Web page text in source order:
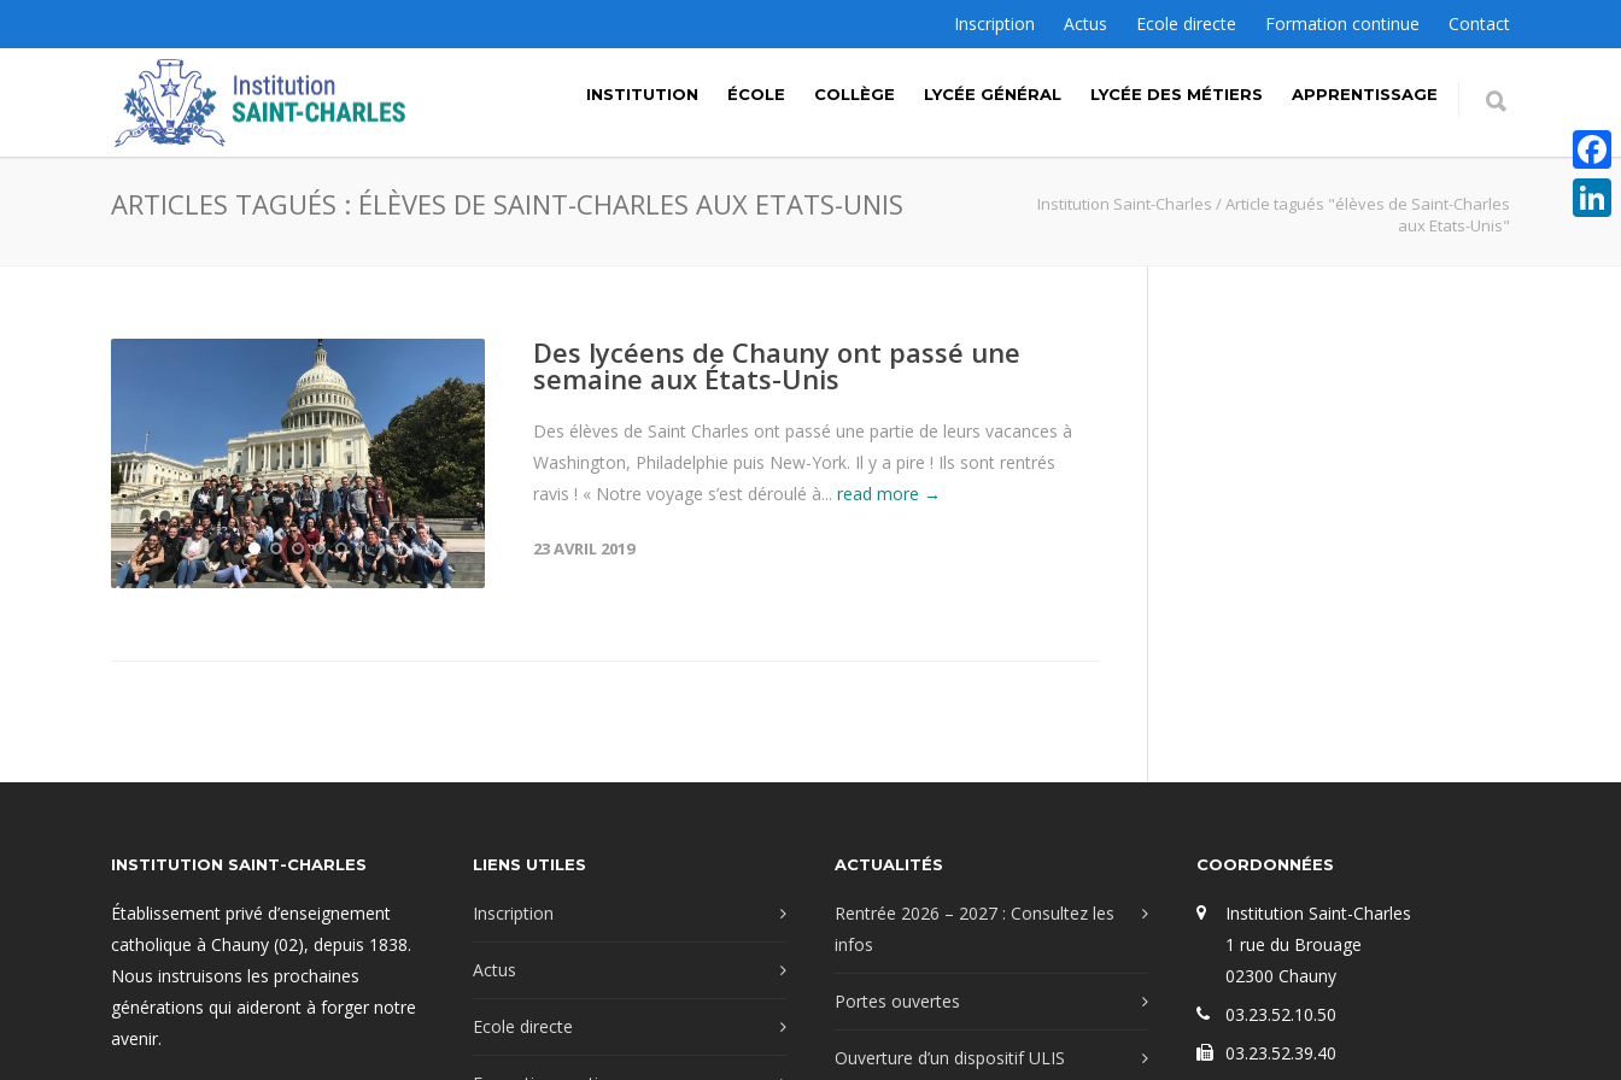
Inscription Actus Ecole directe Formation continue Contact
INSTITUTION ÉCOLE COLLÈGE LYCÉE GÉNÉRAL LYCÉE DES MÉTIERS APPRENTISSAGE
ARTICLES TAGUÉS : ÉLÈVES DE SAINT-CHARLES AUX ETATS-UNIS Institution Saint-Charles /Article tagués "élèves de Saint-Charles
aux Etats-Unis"
Des lycéens de Chauny ont passé une
semaine aux États-Unis
Des élèves de Saint Charles ont passé une partie de leurs vacances à
Washington, Philadelphie puis New-York. Il y a pire ! Ils sont rentrés
ravis ! « Notre voyage s’est déroulé à... read more →
23 AVRIL 2019
INSTITUTION SAINT-CHARLES
Établissement privé d’enseignement
catholique à Chauny (02), depuis 1838.
Nous instruisons les prochaines
générations qui aideront à forger notre
avenir.
LIENS UTILES
Inscription
Actus
Ecole directe
ACTUALITÉS
Rentrée 2026 – 2027 : Consultez les
infos
Portes ouvertes
Ouverture d’un dispositif ULIS
COORDONNÉES
Institution Saint-Charles
1 rue du Brouage
02300 Chauny
03.23.52.10.50
03.23.52.39.40